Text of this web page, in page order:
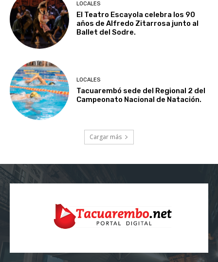
LOCALES
El Teatro Escayola celebra los 90
años de Alfredo Zitarrosa junto al
Ballet del Sodre.
LOCALES
Tacuarembó sede del Regional 2 del
Campeonato Nacional de Natación.
Cargar más